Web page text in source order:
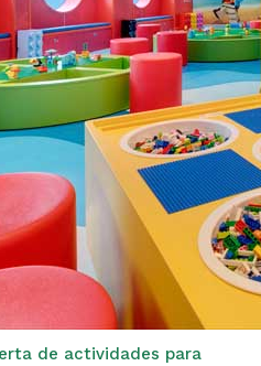
de actividades para